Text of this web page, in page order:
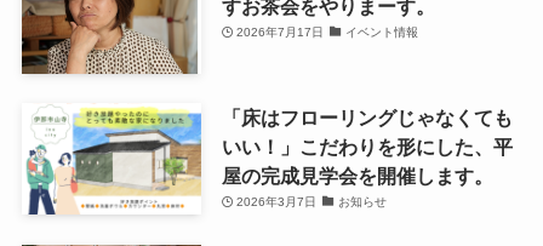
すお茶会をやりまーす。
2026年7月17日 イベント情報
「床はフローリングじゃなくても
いい！」こだわりを形にした、平
屋の完成見学会を開催します。
2026年3月7日 お知らせ